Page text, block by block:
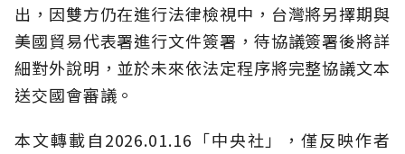
出，因雙方仍在進行法律檢視中，台灣將另擇期與
美國貿易代表署進行文件簽署，待協議簽署後將詳
細對外說明，並於未來依法定程序將完整協議文本
送交國會審議。
本文轉載自2026.01.16「中央社」，僅反映作者